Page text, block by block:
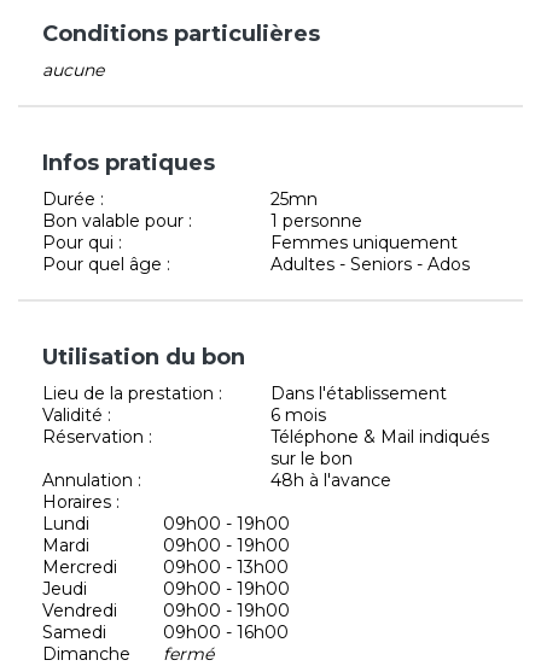
Conditions particulières
aucune
Infos pratiques
Durée :
25mn
Bon valable pour :
1 personne
Pour qui :
Femmes uniquement
Pour quel âge :
Adultes - Seniors - Ados
Utilisation du bon
Lieu de la prestation :
Dans l'établissement
Validité :
6 mois
Réservation :
Téléphone & Mail indiqués
sur le bon
Annulation :
48h à l'avance
Horaires :
Lundi
09h00 - 19h00
Mardi
09h00 - 19h00
Mercredi
09h00 - 13h00
Jeudi
09h00 - 19h00
Vendredi
09h00 - 19h00
Samedi
09h00 - 16h00
Dimanche
fermé